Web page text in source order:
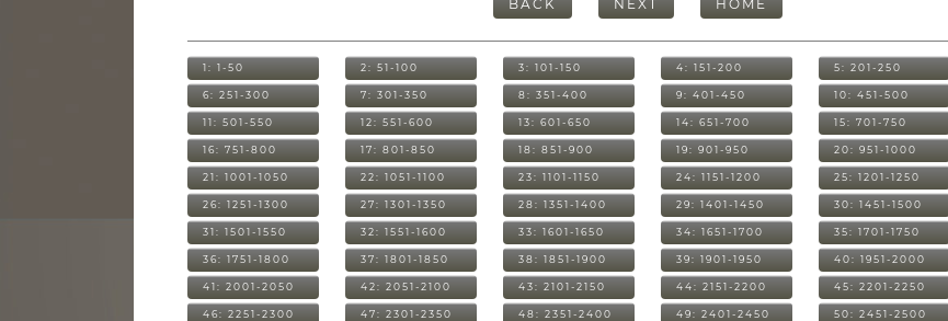
BACK NEXT HOME
1: 1-50 2: 51-100 3: 101-150 4: 151-200 5: 201-250
6: 251-300 7: 301-350 8: 351-400 9: 401-450 10: 451-500
11: 501-550 12: 551-600 13: 601-650 14: 651-700 15: 701-750
16: 751-800 17: 801-850 18: 851-900 19: 901-950 20: 951-1000
21: 1001-1050 22: 1051-1100 23: 1101-1150 24: 1151-1200 25: 1201-1250
26: 1251-1300 27: 1301-1350 28: 1351-1400 29: 1401-1450 30: 1451-1500
31: 1501-1550 32: 1551-1600 33: 1601-1650 34: 1651-1700 35: 1701-1750
36: 1751-1800 37: 1801-1850 38: 1851-1900 39: 1901-1950 40: 1951-2000
41: 2001-2050 42: 2051-2100 43: 2101-2150 44: 2151-2200 45: 2201-2250
46: 2251-2300 47: 2301-2350 48: 2351-2400 49: 2401-2450 50: 2451-2500